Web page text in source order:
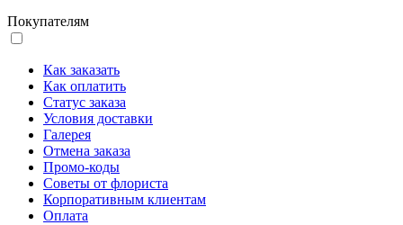
Покупателям
Как заказать
Как оплатить
Статус заказа
Условия доставки
Галерея
Отмена заказа
Промо-коды
Советы от флориста
Корпоративным клиентам
Оплата